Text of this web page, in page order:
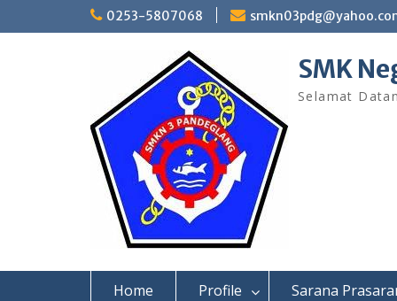
0253-5807068
SMK
Selamat
Home Profile Sarana